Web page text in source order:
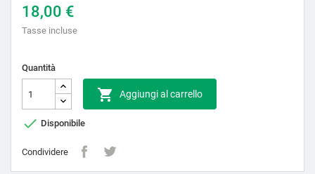
18,00 €
Tasse incluse
Quantità
 Aggiungi al carrello
 Disponibile
Condividere